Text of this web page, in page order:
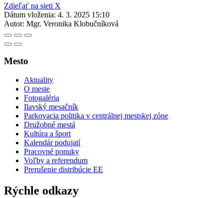
Zdieľať na sieti X
Dátum vloženia: 4. 3. 2025 15:10
Autor: Mgr. Veronika Klobučníková
Mesto
Aktuality
O meste
Fotogaléria
Ilavský mesačník
Parkovacia politika v centrálnej mestskej zóne
Družobné mestá
Kultúra a šport
Kalendár podujatí
Pracovné ponuky
Voľby a referendum
Prerušenie distribúcie EE
Rýchle odkazy